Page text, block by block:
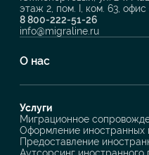
этаж 2, пом. I, ком. 63, офис
8 800-222-51-26
info@migraline.ru
О нас
Услуги
Миграционное
Оформление иностранных
Предоставление